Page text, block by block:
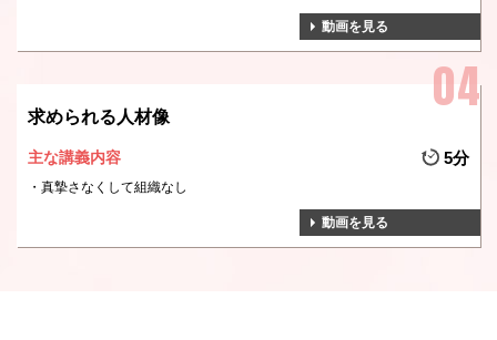
動画を見る
求められる人材像
主な講義内容 5分
真摯さなくして組織なし
動画を見る